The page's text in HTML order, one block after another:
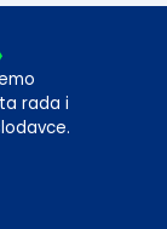
rada i